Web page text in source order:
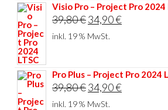
Visio Pro – Project Pro 2024
39,80€Ursprünglicher
Preis
34,90€Aktueller
inkl. 19 % MwSt.
Pro Plus – Project Pro 2024
39,80€Ursprünglicher
Preis
34,90€Aktueller
inkl. 19 % MwSt.